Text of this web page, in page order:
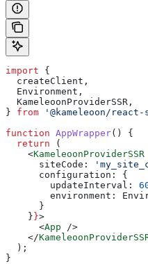
import {
  createClient
,
  Environment
,
  KameleoonProviderSSR
,
} from '@kameleoon/react-
function AppWrapper() {
  return
(
    <
KameleoonProviderSSR
      siteCode:
      configuration:
{
        updateInterval:
        environment:
      }
    }
}>
      <
App />
    </
  );
}